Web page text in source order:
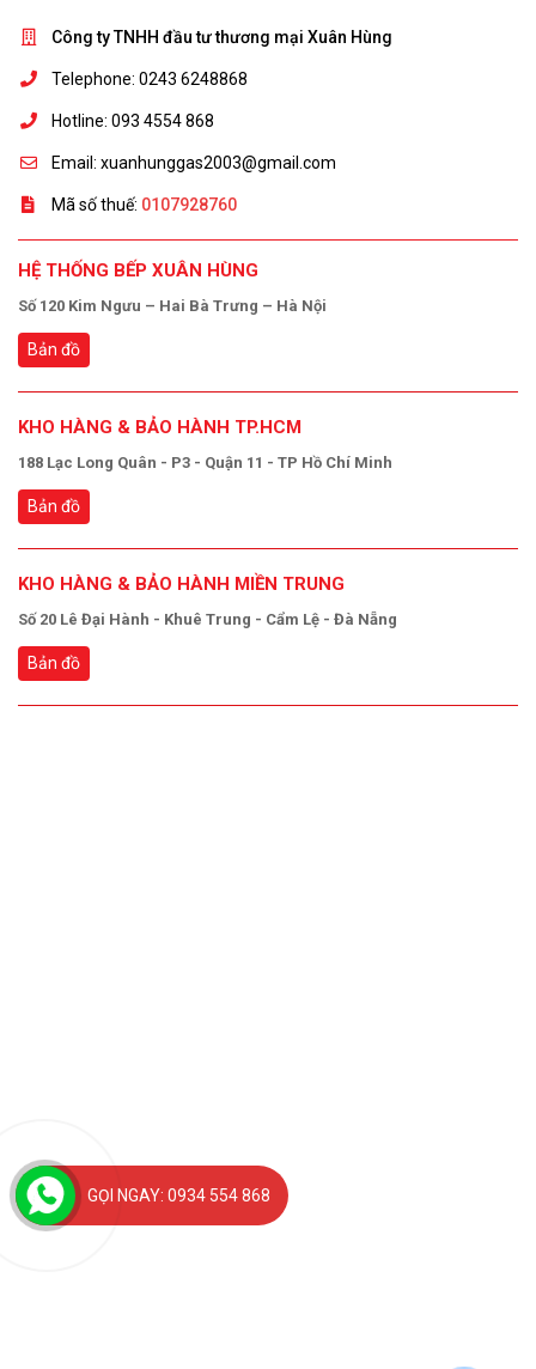
Công ty TNHH đầu tư thương mại Xuân Hùng
Telephone: 0243 6248868
Hotline: 093 4554 868
Email: xuanhunggas2003@gmail.com
Mã số thuế: 0107928760
HỆ THỐNG BẾP XUÂN HÙNG
Số 120 Kim Ngưu – Hai Bà Trưng – Hà Nội
Bản đồ
KHO HÀNG & BẢO HÀNH TP.HCM
188 Lạc Long Quân - P3 - Quận 11 - TP Hồ Chí Minh
Bản đồ
KHO HÀNG & BẢO HÀNH MIỀN TRUNG
Số 20 Lê Đại Hành - Khuê Trung - Cẩm Lệ - Đà Nẵng
Bản đồ
GỌI NGAY: 0934 554 868